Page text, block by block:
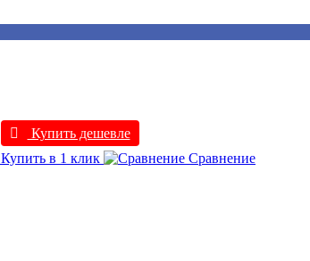
Купить дешевле
Купить в 1 клик
Сравнение